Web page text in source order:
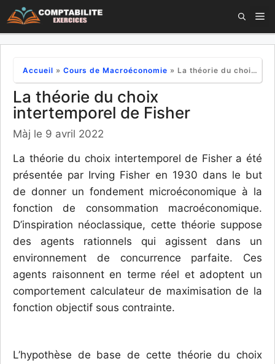
Aller
au
Accueil » Cours de Macroéconomie » La théorie du choix intertemporel de Fisher
La théorie du choix
intertemporel de Fisher
Màj le 9 avril 2022
La théorie du choix intertemporel de Fisher a été
présentée par Irving Fisher en 1930 dans le but
de donner un fondement microéconomique à la
fonction de consommation macroéconomique.
D’inspiration néoclassique, cette théorie suppose
des agents rationnels qui agissent dans un
environnement de concurrence parfaite. Ces
agents raisonnent en terme réel et adoptent un
comportement calculateur de maximisation de la
fonction objectif sous contrainte.
L’hypothèse de base de cette théorie du choix